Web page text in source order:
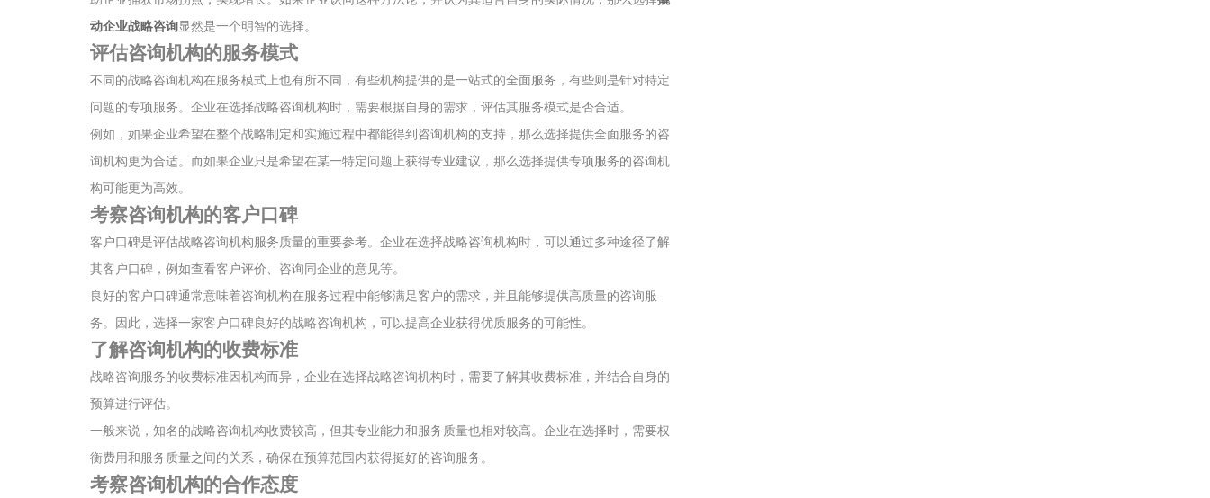
动企业战略咨询显然是一个明智的选择。
评估咨询机构的服务模式
不同的战略咨询机构在服务模式上也有所不同，有些机构提供的是一站式的全面服务，有些则是针对特定
问题的专项服务。企业在选择战略咨询机构时，需要根据自身的需求，评估其服务模式是否合适。
例如，如果企业希望在整个战略制定和实施过程中都能得到咨询机构的支持，那么选择提供全面服务的咨
询机构更为合适。而如果企业只是希望在某一特定问题上获得专业建议，那么选择提供专项服务的咨询机
构可能更为高效。
考察咨询机构的客户口碑
客户口碑是评估战略咨询机构服务质量的重要参考。企业在选择战略咨询机构时，可以通过多种途径了解
其客户口碑，例如查看客户评价、咨询同企业的意见等。
良好的客户口碑通常意味着咨询机构在服务过程中能够满足客户的需求，并且能够提供高质量的咨询服
务。因此，选择一家客户口碑良好的战略咨询机构，可以提高企业获得优质服务的可能性。
了解咨询机构的收费标准
战略咨询服务的收费标准因机构而异，企业在选择战略咨询机构时，需要了解其收费标准，并结合自身的
预算进行评估。
一般来说，知名的战略咨询机构收费较高，但其专业能力和服务质量也相对较高。企业在选择时，需要权
衡费用和服务质量之间的关系，确保在预算范围内获得挺好的咨询服务。
考察咨询机构的合作态度